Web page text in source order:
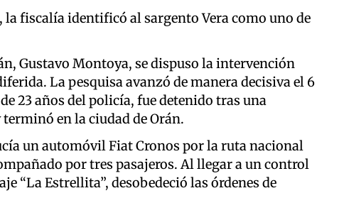
fiscalía identificó al sargento Vera como uno de
Gustavo Montoya, se dispuso la intervención
La pesquisa avanzó de manera decisiva el 6
23 años del policía, fue detenido tras una
en la ciudad de Orán.
un automóvil Fiat Cronos por la ruta nacional
por tres pasajeros. Al llegar a un control
“La Estrellita”, desobedeció las órdenes de